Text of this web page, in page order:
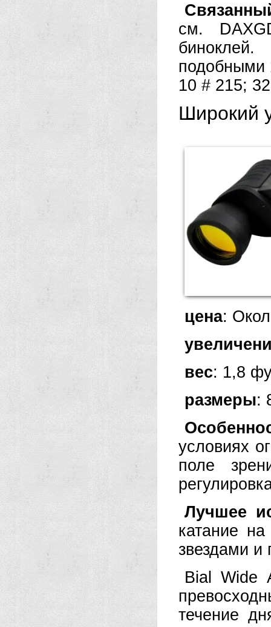
см.
подобными
10 # 215;
Широкий
цена:
вес: 1,8
размеры:
условиях
поле
Лучшее
катание
звездами и
Bial Wide
течение